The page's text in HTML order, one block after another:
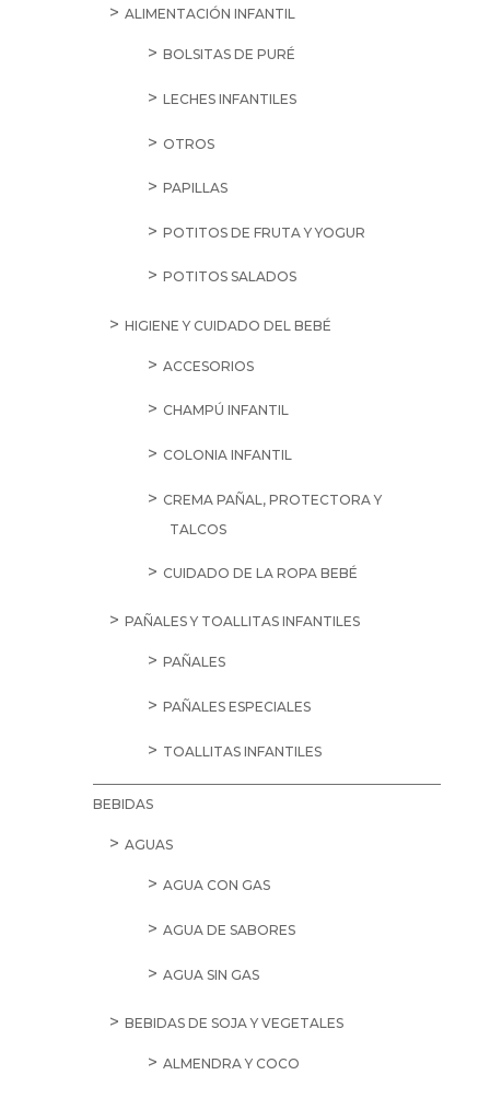
ALIMENTACIÓN INFANTIL
BOLSITAS DE PURÉ
LECHES INFANTILES
OTROS
PAPILLAS
POTITOS DE FRUTA Y YOGUR
POTITOS SALADOS
HIGIENE Y CUIDADO DEL BEBÉ
ACCESORIOS
CHAMPÚ INFANTIL
COLONIA INFANTIL
CREMA PAÑAL, PROTECTORA Y
TALCOS
CUIDADO DE LA ROPA BEBÉ
PAÑALES Y TOALLITAS INFANTILES
PAÑALES
PAÑALES ESPECIALES
TOALLITAS INFANTILES
BEBIDAS
AGUAS
AGUA CON GAS
AGUA DE SABORES
AGUA SIN GAS
BEBIDAS DE SOJA Y VEGETALES
ALMENDRA Y COCO